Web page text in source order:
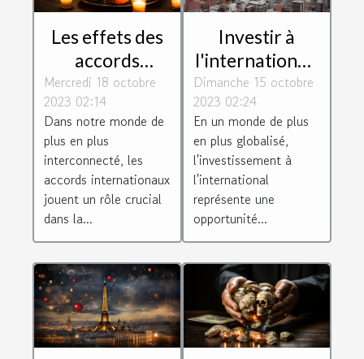
Les effets des
accords
internationaux
sur les
avantages de la
société
Mercredi 18 octobre
2023 02:14
Dans notre monde de
plus en plus
interconnecté, les
accords internationaux
jouent un rôle crucial
dans la...
Investir à
l'international :
défis et
opportunités
pour les
entreprises
françaises
Dimanche 15 octobre
2023 02:24
En un monde de plus
en plus globalisé,
l'investissement à
l'international
représente une
opportunité...